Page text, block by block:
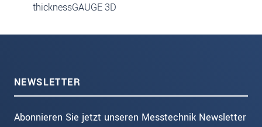
thicknessGAUGE 3D
NEWSLETTER
Abonnieren Sie jetzt unseren Messtechnik Newsletter